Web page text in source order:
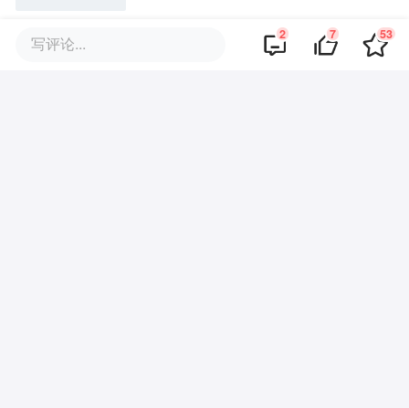
椰子水熄火，别再用互联网思维
写评论... 2 7 53